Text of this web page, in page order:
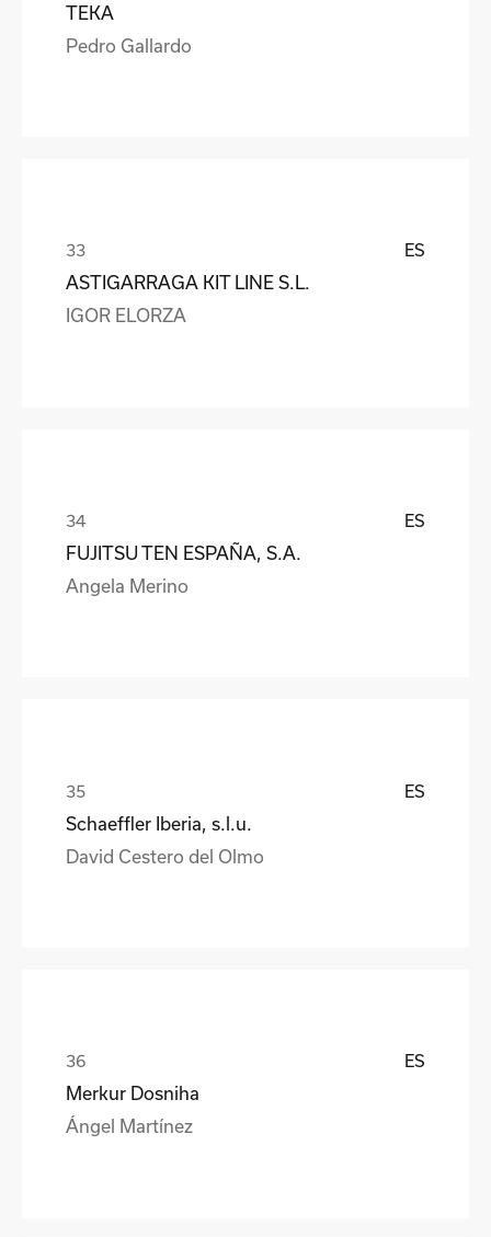
TEKA
Pedro Gallardo
ES
ASTIGARRAGA KIT LINE S.L.
IGOR ELORZA
ES
FUJITSU TEN ESPAÑA, S.A.
Angela Merino
ES
Schaeffler Iberia, s.l.u.
David Cestero del Olmo
ES
Merkur Dosniha
Ángel Martínez